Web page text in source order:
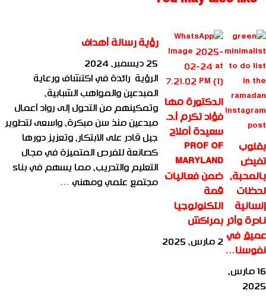
بقلوب
تفيض
بالمحبة،
لحظات
إنسانية
نادرة وأثر
عميق في
نفوسنا…
16 مارس،
2025
الدكتورة مها
فؤاد تكرم أ.د.
سعيدة أملاح
PROF OF
MARYLAND
ضمن فعاليات
قمة
التكنولوجيا
بمراكش
2 مارس، 2025
رؤية رسالة أهداف
25 ديسمبر، 2024
الرؤية رائدة في اكتشاف ورعاية
المبدعين والمواهب الشبابية،
وتمكينهم من التحول إلى رواد أعمال
مبدعين منذ سن مبكرة، واسعى لتطوير
جيل قادر على الابتكار، وتعزيز دورها
كصانعة للفرص المتميزة في مجال
التعليم والتدريب، مما يسهم في بناء
مجتمع علمي ومهني …